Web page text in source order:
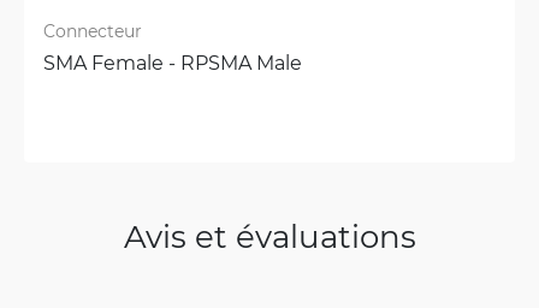
Connecteur
SMA Female - RPSMA Male
Avis et évaluations